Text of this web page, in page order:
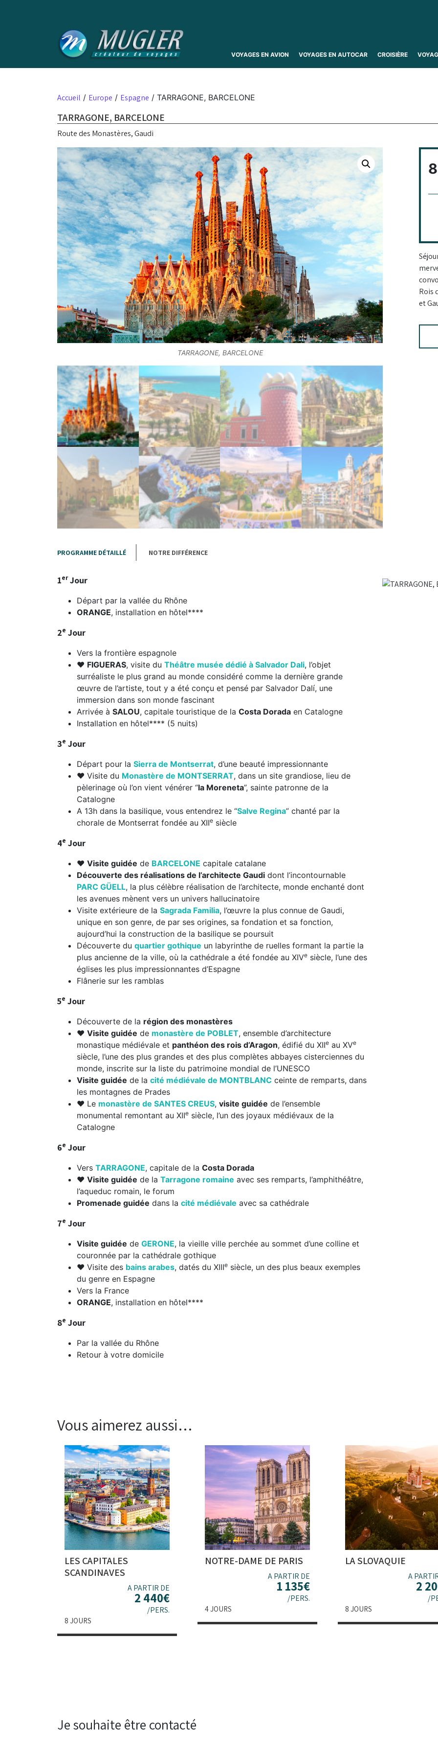
VOYAGES EN AVION VOYAGES EN AUTOCAR CROISIÈRE
Accueil / Europe / Espagne / TARRAGONE, BARCELONE
TARRAGONE, BARCELONE
Route des Monastères, Gaudi
TARRAGONE, BARCELONE
Rois
et
PROGRAMME DÉTAILLÉ NOTRE DIFFÉRENCE
1erJour
Départ par la vallée du Rhône
ORANGE, installation en hôtel****
2e Jour
Vers la frontière espagnole
❤ FIGUERAS, visite du Théâtre musée dédié à Salvador Dali, l’objet
surréaliste le plus grand au monde considéré comme la dernière grande
œuvre de l’artiste, tout y a été conçu et pensé par Salvador Dalí, une
immersion dans son monde fascinant
Arrivée à SALOU, capitale touristique de la Costa Dorada en Catalogne
Installation en hôtel**** (5 nuits)
3e Jour
Départ pour la Sierra de Montserrat, d’une beauté impressionnante
❤ Visite du Monastère de MONTSERRAT, dans un site grandiose, lieu de
pèlerinage où l’on vient vénérer “la Moreneta”, sainte patronne de la
Catalogne
A 13h dans la basilique, vous entendrez le “Salve Regina” chanté par la
chorale de Montserrat fondée au XIIe siècle
4e Jour
❤ Visite guidée de BARCELONE capitale catalane
Découverte des réalisations de l’architecte Gaudi dont l’incontournable
PARC GÜELL, la plus célèbre réalisation de l’architecte, monde enchanté dont
les avenues mènent vers un univers hallucinatoire
Visite extérieure de la Sagrada Familia, l’œuvre la plus connue de Gaudi,
unique en son genre, de par ses origines, sa fondation et sa fonction,
aujourd’hui la construction de la basilique se poursuit
Découverte du quartier gothique un labyrinthe de ruelles formant la partie la
plus ancienne de la ville, où la cathédrale a été fondée au XIVe siècle, l’une des
églises les plus impressionnantes d’Espagne
Flânerie sur les ramblas
5e Jour
Découverte de la région des monastères
❤ Visite guidée de monastère de POBLET, ensemble d’architecture
monastique médiévale et panthéon des rois d’Aragon, édifié du XIIe au XVe
siècle, l’une des plus grandes et des plus complètes abbayes cisterciennes du
monde, inscrite sur la liste du patrimoine mondial de l’UNESCO
Visite guidée de la cité médiévale de MONTBLANC ceinte de remparts, dans
les montagnes de Prades
❤ Le monastère de SANTES CREUS, visite guidée de l’ensemble
monumental remontant au XIIe siècle, l’un des joyaux médiévaux de la
Catalogne
6e Jour
Vers TARRAGONE, capitale de la Costa Dorada
❤ Visite guidée de la Tarragone romaine avec ses remparts, l’amphithéâtre,
l’aqueduc romain, le forum
Promenade guidée dans la cité médiévale avec sa cathédrale
7e Jour
Visite guidée de GERONE, la vieille ville perchée au sommet d’une colline et
couronnée par la cathédrale gothique
❤ Visite des bains arabes, datés du XIIIe siècle, un des plus beaux exemples
du genre en Espagne
Vers la France
ORANGE, installation en hôtel****
8e Jour
Par la vallée du Rhône
Retour à votre domicile
Vous aimerez aussi…
LES CAPITALES
SCANDINAVES
A PARTIR DE
2 440€
/PERS.
8 JOURS
NOTRE-DAME DE PARIS
A PARTIR DE
1 135€
/PERS.
4 JOURS
LA SLOVAQUIE
A
2
/
8 JOURS
Je souhaite être contacté